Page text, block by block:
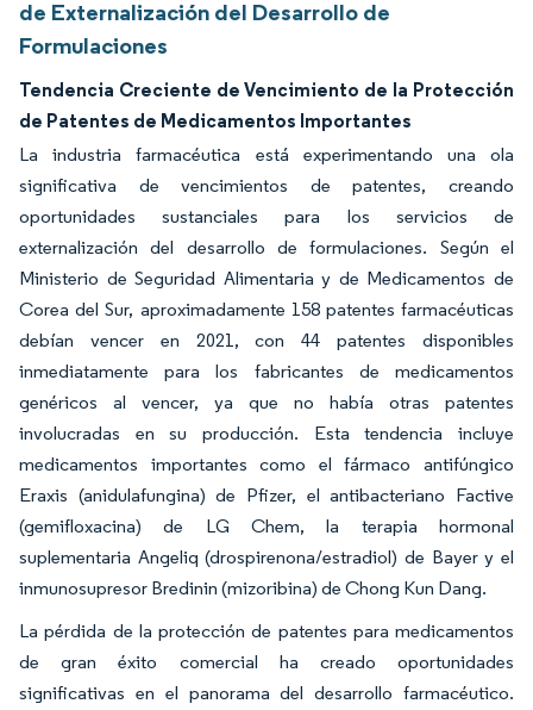
de Externalización del Desarrollo de
Formulaciones
Tendencia Creciente de Vencimiento de la Protección
de Patentes de Medicamentos Importantes
La industria farmacéutica está experimentando una ola
significativa de vencimientos de patentes, creando
oportunidades sustanciales para los servicios de
externalización del desarrollo de formulaciones. Según el
Ministerio de Seguridad Alimentaria y de Medicamentos de
Corea del Sur, aproximadamente 158 patentes farmacéuticas
debían vencer en 2021, con 44 patentes disponibles
inmediatamente para los fabricantes de medicamentos
genéricos al vencer, ya que no había otras patentes
involucradas en su producción. Esta tendencia incluye
medicamentos importantes como el fármaco antifúngico
Eraxis (anidulafungina) de Pfizer, el antibacteriano Factive
(gemifloxacina) de LG Chem, la terapia hormonal
suplementaria Angeliq (drospirenona/estradiol) de Bayer y el
inmunosupresor Bredinin (mizoribina) de Chong Kun Dang.
La pérdida de la protección de patentes para medicamentos
de gran éxito comercial ha creado oportunidades
significativas en el panorama del desarrollo farmacéutico.